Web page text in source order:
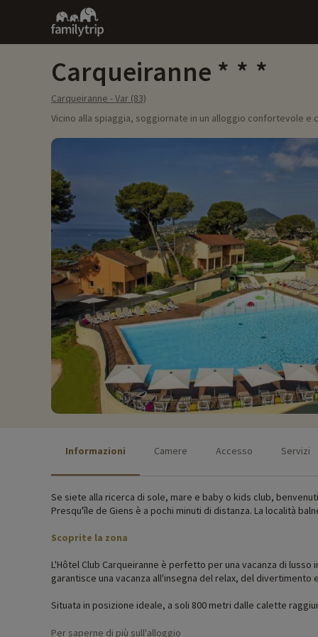
Family
trip
Carqueiranne
Carqueiranne - Var (83)
Vicino alla spiaggia, soggiornate in un alloggio confortevole e
Informazioni Camere Accesso Servizi
Se siete alla ricerca di sole, mare e baby o kids club,
Presqu'île de Giens è a pochi minuti di distanza. La località
Scoprite la zona
L'Hôtel Club Carqueiranne è perfetto per una vacanza di
garantisce una vacanza all'insegna del relax, del divertimento
Situata in posizione ideale, a soli 800 metri dalle calette
Per saperne di più sull'alloggio